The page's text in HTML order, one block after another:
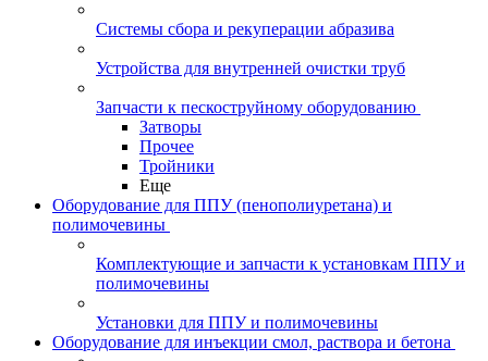
Системы сбора и рекуперации абразива
Устройства для внутренней очистки труб
Запчасти к пескоструйному оборудованию
Затворы
Прочее
Тройники
Еще
Оборудование для ППУ (пенополиуретана) и
полимочевины
Комплектующие и запчасти к установкам ППУ и
полимочевины
Установки для ППУ и полимочевины
Оборудование для инъекции смол, раствора и бетона